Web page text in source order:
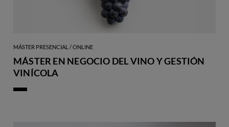
MÁSTER PRESENCIAL / ONLINE
MÁSTER EN NEGOCIO DEL VINO Y GESTIÓN
VINÍCOLA